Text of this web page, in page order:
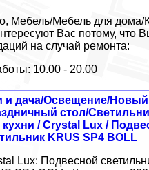
Мебель/Мебель для дома/
Вас потому, что
на случай ремонта:
10.00 - 20.00
и дача/Освещение/Новый
стол/
кухни / Crystal Lux /
KRUS SP4 BOLL
Lux: Подвесной